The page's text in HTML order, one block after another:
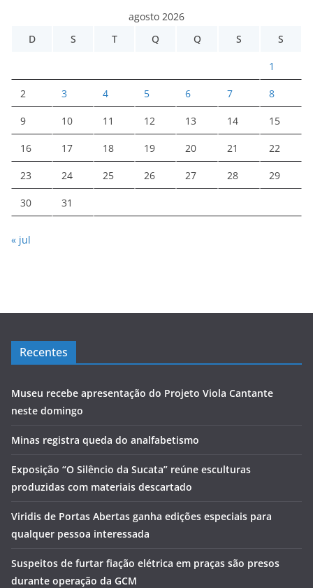
agosto 2026
D
S T Q Q S S
1
2 3 4 5 6 7 8
9 10 11 12 13 14 15
16 17 18 19 20 21 22
23 24 25 26 27 28 29
30 31
« jul
Recentes
Museu recebe apresentação do Projeto Viola Cantante
neste domingo
Minas registra queda do analfabetismo
Exposição “O Silêncio da Sucata” reúne esculturas
produzidas com materiais descartado
Viridis de Portas Abertas ganha edições especiais para
qualquer pessoa interessada
Suspeitos de furtar fiação elétrica em praças são presos
durante operação da GCM